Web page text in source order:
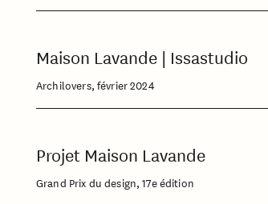
Maison Lavande | Issastudio
Archilovers, février 2024
Projet Maison Lavande
Grand Prix du design, 17e édition